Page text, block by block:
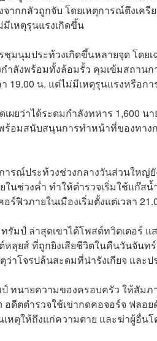
ากกลัวถูกจับ โดยเหตุการณ์ตึงเค
เหตุรุนแรงเกิดขึ้น
มนุมประท้วงเกิดขึ้นหลายจุด โดย
ำลังพร้อมทั้งล้อมรั้ว คุมเข้มสถาน
19.00 น. แต่ไม่มีเหตุรุนแรงหรือ
ผยว่าได้ระดมกำลังทหาร 1,600 น
พร้อมสนับสนุนการทำหน้าที่ของทา
รณ์ประท้วงช่วงกลางวันส่วนใหญ่
นช่วงค่ำ ทำให้ตำรวจเริ่มใช้แก๊ส
ฟิวภายในเมืองเริ่มตั้งแต่เวลา
มป์ ล่าสุดเขาได้โพสต์ทวิตเตอร์ แ
หลุยส์ ที่ถูกยิงเสียชีวิตในคืนวันจัน
ว่าโจรปล้นสะดมที่น่ารังเกียจ และ
ทนายความของครอบครัว ให้สัม
อดีตตำรวจใช้เข่ากดคอจอร์จ ฟลอ
หตุให้ถึงแก่ความตาย และฆ่าผู้อื่น